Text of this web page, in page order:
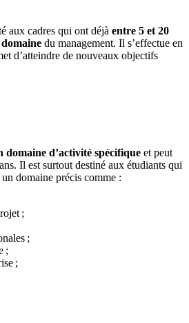
aux cadres qui ont déjà entre 5 et 20
domaine du management. Il s’effectue en
d’atteindre de nouveaux objectifs
d’activité spécifique et peut
Il est surtout destiné aux étudiants qui
domaine précis comme :
;
;
;
;